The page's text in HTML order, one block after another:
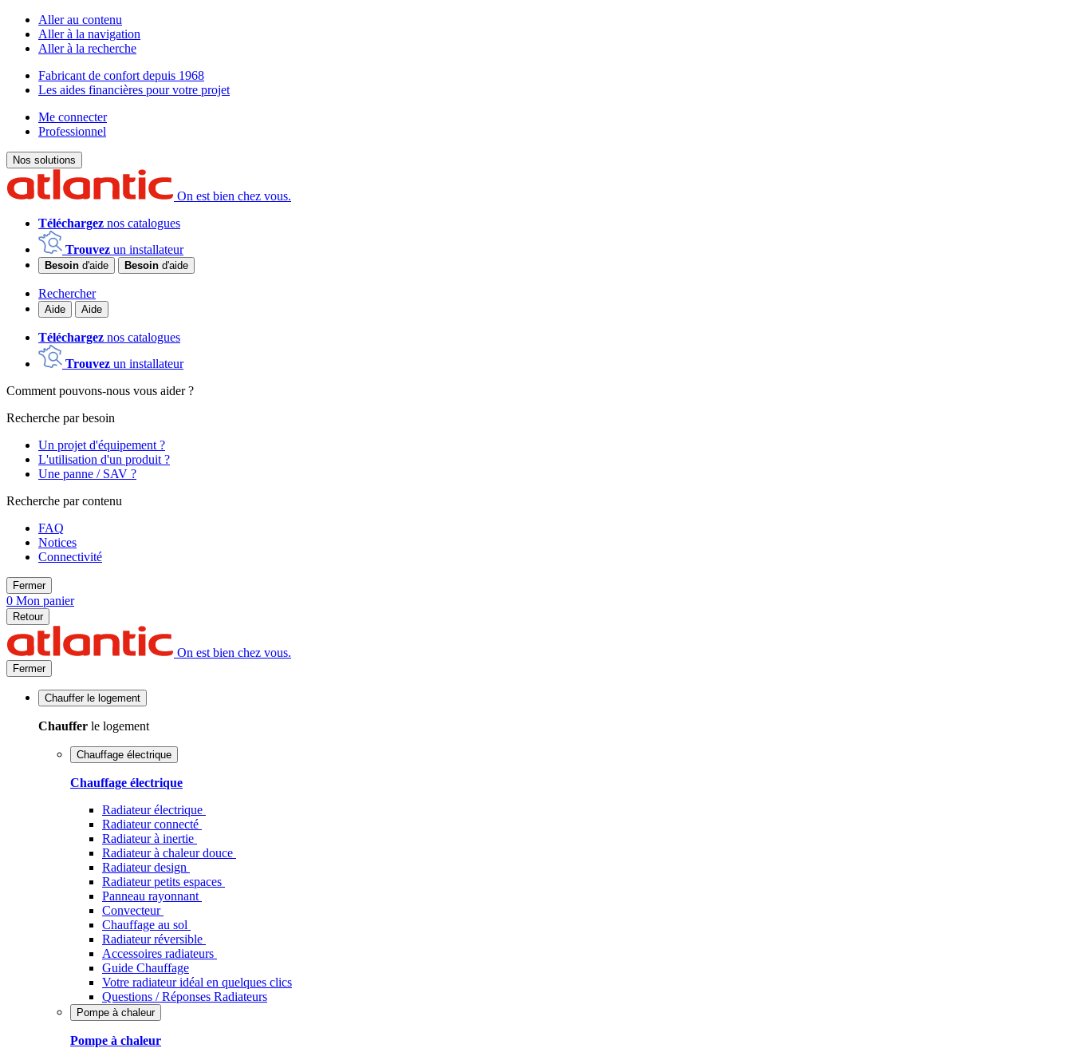
Aller au contenu
Aller à la navigation
Aller à la recherche
Fabricant de confort depuis 1968
Les aides financières pour votre projet
Me connecter
Professionnel
Nos solutions
On est bien chez vous.
Téléchargez nos catalogues
Trouvez un installateur
Besoin d'aide Besoin d'aide
Rechercher
Aide Aide
Téléchargez nos catalogues
Trouvez un installateur
Comment pouvons-nous vous aider ?
Recherche par besoin
Un projet d'équipement ?
L'utilisation d'un produit ?
Une panne / SAV ?
Recherche par contenu
FAQ
Notices
Connectivité
Fermer
0 Mon panier
Retour
On est bien chez vous.
Fermer
Chauffer le logement
Chauffer le logement
Chauffage électrique
Chauffage électrique
Radiateur électrique
Radiateur connecté
Radiateur à inertie
Radiateur à chaleur douce
Radiateur design
Radiateur petits espaces
Panneau rayonnant
Convecteur
Chauffage au sol
Radiateur réversible
Accessoires radiateurs
Guide Chauffage
Votre radiateur idéal en quelques clics
Questions / Réponses Radiateurs
Pompe à chaleur
Pompe à chaleur